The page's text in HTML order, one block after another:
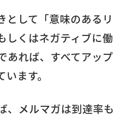
として「意味のあるリ
しくはネガティブに働
あれば、すべてアップ
ます。
、メルマガは到達率も